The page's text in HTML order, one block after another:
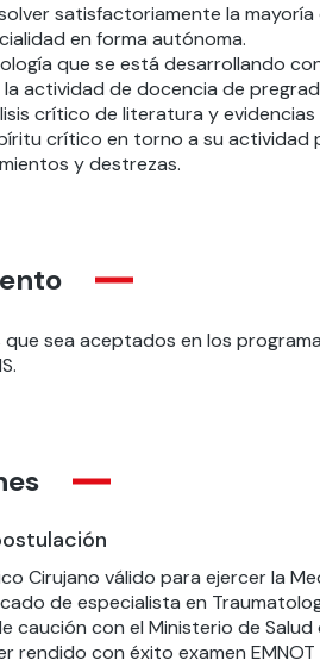
satisfactoriamente la
en forma autónoma.
que se está desarrollando
actividad de docencia de
crítico de literatura y
crítico en torno a su actividad
y destrezas.
que sea aceptados en los
Cirujano válido para ejercer la
de especialista en
caución con el Ministerio de Salud
rendido con éxito examen